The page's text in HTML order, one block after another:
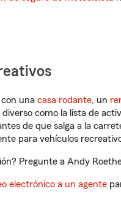
una casa rodante, un
como la lista de
de que salga a la
para vehículos
Pregunte a Andy
electrónico a un agente